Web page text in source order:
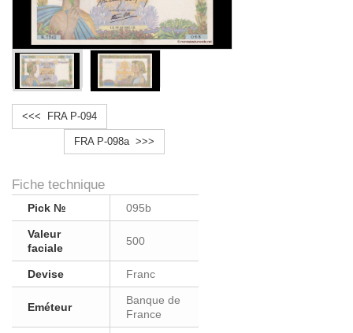
<<< FRA P-094
FRA P-098a >>>
Fiche technique
Pick № 095b
Valeur
faciale
500
Devise Franc
Eméteur
Banque de
France